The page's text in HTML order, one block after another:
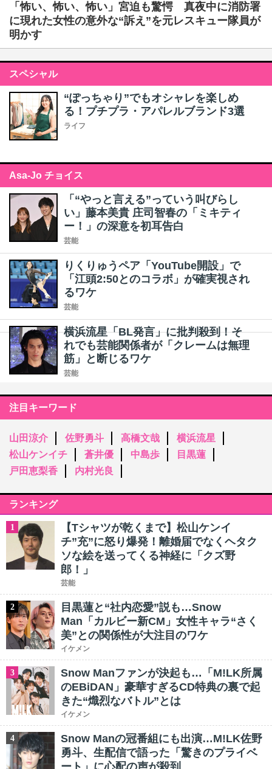
「怖い、怖い、怖い」宮迫も驚愕 真夜中に消防署
に現れた女性の意外な“訴え”を元レスキュー隊員が
明かす
スペシャル
“ぽっちゃり”でもオシャレを楽しめ
る！プチプラ・アパレルブランド3選
ライフ
Asa-Jo チョイス
「“やっと言える”っていう叫びらし
い」藤本美貴 庄司智春の「ミキティ
ー！」の深意を初耳告白
芸能
りくりゅうペア「YouTube開設」で
「江頭2:50とのコラボ」が確実視され
るワケ
芸能
横浜流星「BL発言」に批判殺到！そ
れでも芸能関係者が「クレームは無理
筋」と断じるワケ
芸能
注目キーワード
山田涼介 佐野勇斗 高橋文哉
横浜流星
松山ケンイチ
蒼井優 中島歩
目黒蓮
戸田恵梨香
内村光良
ランキング
1
【Tシャツが乾くまで】松山ケンイ
チ”充”に怒り爆発！離婚届でなくヘタク
ソな絵を送ってくる神経に「クズ野
郎！」
芸能
2
目黒蓮と“社内恋愛”説も…Snow
Man「カルビー新CM」女性キャラ“さく
美”との関係性が大注目のワケ
イケメン
3
Snow Manファンが決起も…「M!LK所属
のEBiDAN」豪華すぎるCD特典の裏で起
きた“熾烈なバトル”とは
イケメン
4
Snow Manの冠番組にも出演…M!LK佐野
勇斗、生配信で語った「驚きのプライベ
ート」に心配の声が殺到